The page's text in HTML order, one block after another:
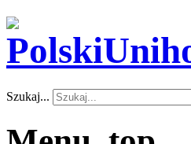
Szukaj...